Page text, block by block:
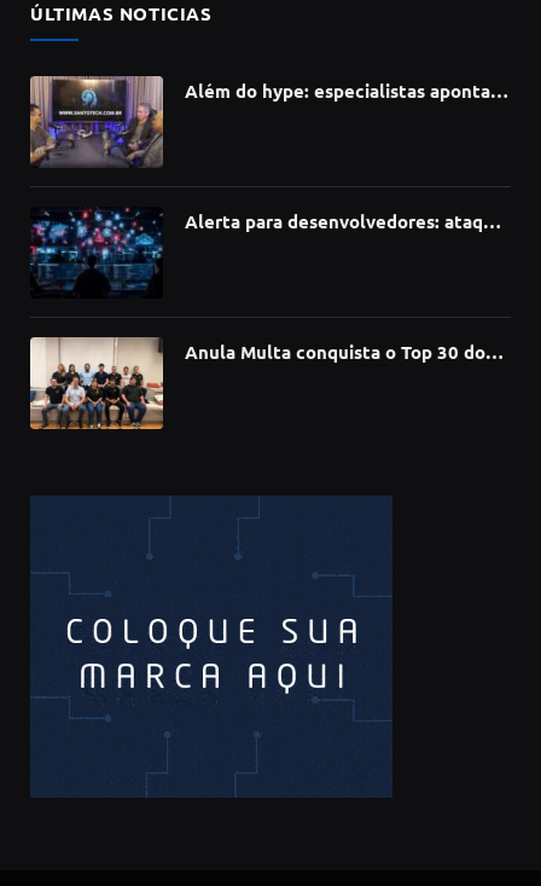
ÚLTIMAS NOTICIAS
Além do hype: especialistas apontam
Alerta para desenvolvedores: ataque
Anula Multa conquista o Top 30 do